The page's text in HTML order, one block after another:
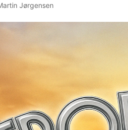
Jørgensen